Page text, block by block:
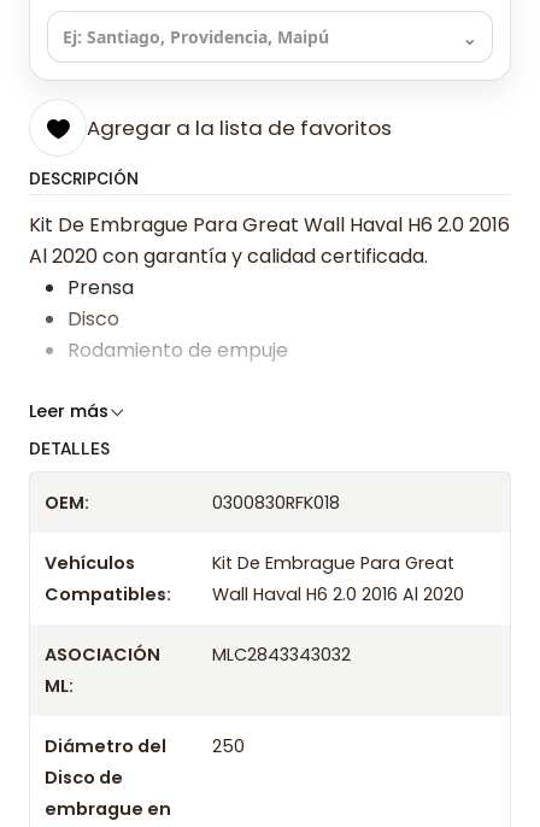
⌄
Agregar a la lista de favoritos
DESCRIPCIÓN
Kit De Embrague Para Great Wall Haval H6 2.0 2016
Al 2020 con garantía y calidad certificada.
Prensa
Disco
Rodamiento de empuje
Somos especialistas en embragues desde 2019,
tienda previo correo de confirmación.
Leer más
DETALLES
OEM: 0300830RFK018
Vehículos
Compatibles:
Kit De Embrague Para Great
Wall Haval H6 2.0 2016 Al 2020
ASOCIACIÓN
ML:
MLC2843343032
Diámetro del
Disco de
embrague en
250